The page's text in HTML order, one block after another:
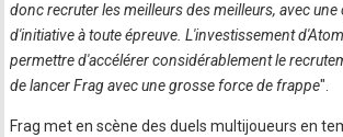
donc recruter les meilleurs des meilleurs, avec
d'initiative à toute épreuve. L'investissement
permettre d'accélérer considérablement le
de lancer Frag avec une grosse force de frappe".
Frag met en scène des duels multijoueurs en